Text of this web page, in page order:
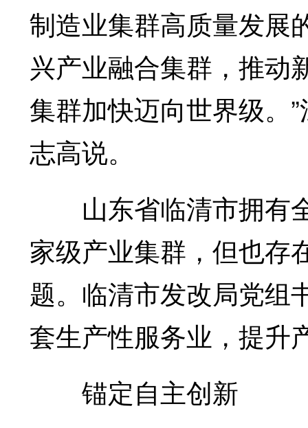
制造业集群高质量发展
兴产业融合集群，推动
集群加快迈向世界级。
志高说。
山东省临清市拥有
家级产业集群，但也存
题。临清市发改局党组
套生产性服务业，提升
锚定自主创新